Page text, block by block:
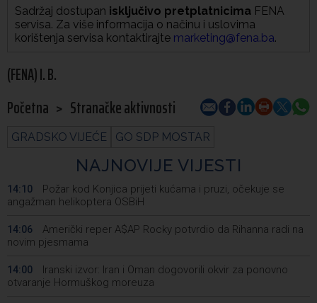
Sadržaj dostupan isključivo pretplatnicima FENA
servisa. Za više informacija o načinu i uslovima
korištenja servisa kontaktirajte marketing@fena.ba.
(FENA) I. B.
Početna > Stranačke aktivnosti
GRADSKO VIJEĆE GO SDP MOSTAR
NAJNOVIJE VIJESTI
14:10
Požar kod Konjica prijeti kućama i pruzi, očekuje se
angažman helikoptera OSBiH
14:06
Američki reper A$AP Rocky potvrdio da Rihanna radi na
novim pjesmama
14:00
Iranski izvor: Iran i Oman dogovorili okvir za ponovno
otvaranje Hormuškog moreuza